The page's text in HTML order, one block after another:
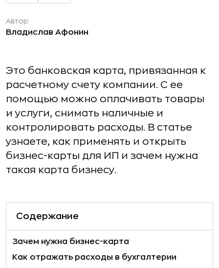
Автор:
Владислав Афонин
Это банковская карта, привязанная к
расчетному счету компании. С ее
помощью можно оплачивать товары
и услуги, снимать наличные и
контролировать расходы. В статье
узнаете, как применять и открыть
бизнес-карты для ИП и зачем нужна
такая карта бизнесу.
Содержание
Зачем нужна бизнес-карта
Как отражать расходы в бухгалтерии